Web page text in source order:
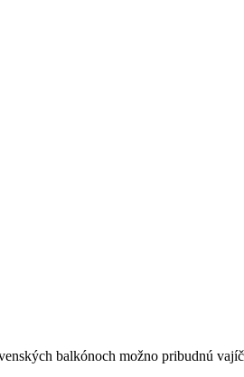
balkónoch možno pribudnú